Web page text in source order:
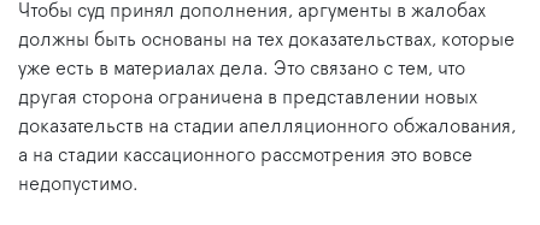
Чтобы суд принял дополнения, аргументы в жалобах
должны быть основаны на тех доказательствах, которые
уже есть в материалах дела. Это связано с тем, что
другая сторона ограничена в представлении новых
доказательств на стадии апелляционного обжалования,
а на стадии кассационного рассмотрения это вовсе
недопустимо.